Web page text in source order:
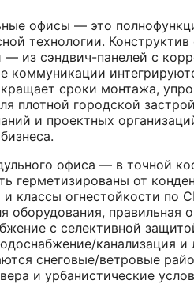
офисы — это
технологии.
из сэндвич-панелей с
коммуникации
сроки монтажа,
плотной городской
и проектных
офиса — в точной
герметизированы от
классы огнестойкости по
оборудования, правильная
с селективной
канализация
снеговые/ветровые
и урбанистические